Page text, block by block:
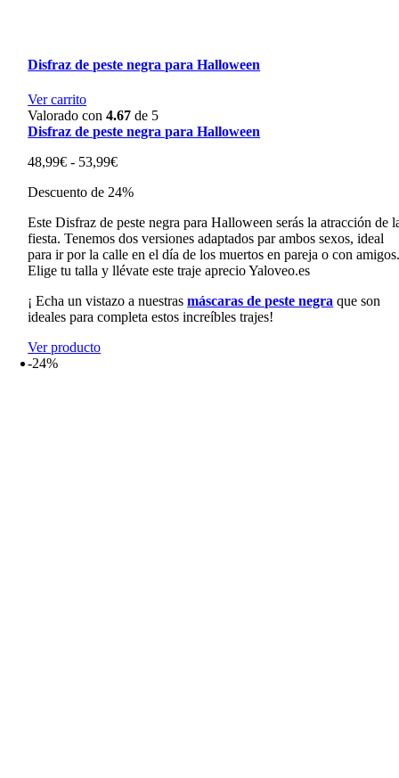
Disfraz de peste negra para Halloween
Ver carrito
Valorado con4.67 de 5
Disfraz de peste negra para Halloween
48,99€ - 53,99€Rango
precios:
48,99€
hasta
53,99€
Descuento de 24%
Este Disfraz de peste negra para Halloween serás la atracción de
fiesta. Tenemos dos versiones adaptados par ambos sexos, ideal
para ir por la calle en el día de los muertos en pareja o con
Elige tu talla y llévate este traje aprecio Yaloveo.es
¡ Echa un vistazo a nuestrasmáscaras de peste negra que son
ideales para completa estos increíbles trajes!
Ver producto
-24%